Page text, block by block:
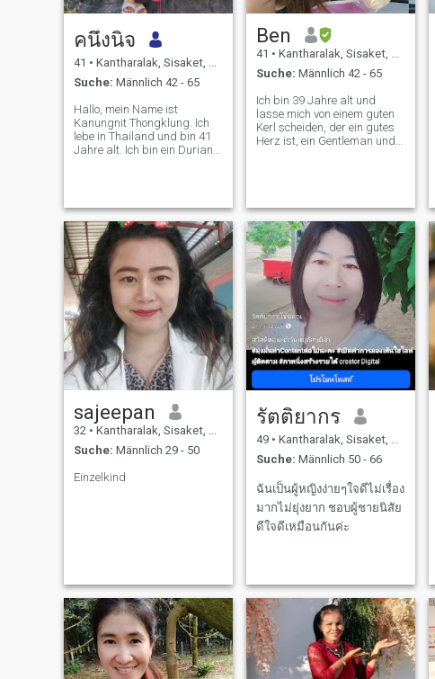
คนึงนิจ
41 • Kantharalak, Sisaket, Thailand
Suche: Männlich 42 - 65
Hallo, mein Name ist
Kanungnit Thongklung. Ich
lebe in Thailand und bin 41
Jahre alt. Ich bin ein Durian-
liebenden Partner, der bereit
ist, mit mir durchs Leben zu
gehen.
Ben
41 • Kantharalak, Sisaket, Thailand
Suche: Männlich 42 - 65
Ich bin 39 Jahre alt und
lasse mich von einem guten
Kerl scheiden, der ein gutes
Herz ist, ein Gentleman und
einen Kerl, der auch ehrlich
zu mir ist. 😊 😊
sajeepan
32 • Kantharalak, Sisaket, Thailand
Suche: Männlich 29 - 50
Einzelkind
รัตติยากร
49 • Kantharalak, Sisaket, Thailand
Suche: Männlich 50 - 66
ฉันเป็นผู้หญิงง่ายๆใจดีไม่เรื่อง
มากไม่ยุ่งยาก ชอบผู้ชายนิสัย
ดีใจดีเหมือนกันค่ะ